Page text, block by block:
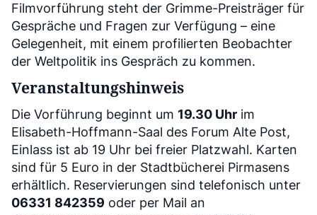
Filmvorführung steht der Grimme-Preisträger für
Gespräche und Fragen zur Verfügung – eine
Gelegenheit, mit einem profilierten Beobachter
der Weltpolitik ins Gespräch zu kommen.
Veranstaltungshinweis
Die Vorführung beginnt um 19.30 Uhr im
Elisabeth-Hoffmann-Saal des Forum Alte Post,
Einlass ist ab 19 Uhr bei freier Platzwahl. Karten
sind für 5 Euro in der Stadtbücherei Pirmasens
erhältlich. Reservierungen sind telefonisch unter
06331 842359 oder per Mail an